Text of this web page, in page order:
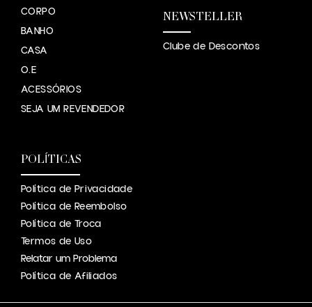
CORPO
BANHO
CASA
O.E
ACESSÓRIOS
SEJA UM REVENDEDOR
NEWSTELLER
Clube de Descontos
POLÍTICAS
Política de Privacidade
Política de Reembolso
Política de Troca
Termos de Uso
Relatar um Problema
Política de Afiliados